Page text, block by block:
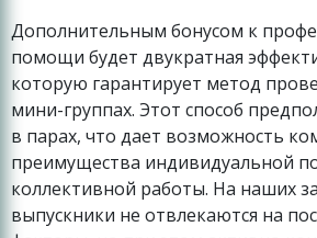
Дополнительным бонусом к
помощи будет двукратная
которую гарантирует метод
мини-группах. Этот способ
в парах, что дает возможность
преимущества индивидуальной
коллективной работы. На наших
выпускники не отвлекаются на